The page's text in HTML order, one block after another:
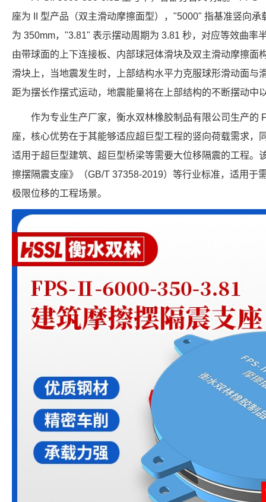
座为 II 型产品（双主滑动摩擦面型），"5000" 指基准竖向
为 350mm，"3.81" 表示摆动周期为 3.81 秒，对应等效曲率
由带球面的上下连接板、内部球冠体滑块及双主滑动摩擦面
滑块上，当地震发生时，上部结构水平力克服球形滑动面与
距为摆长作摆式运动，地震能量将在上部结构的不断摆动中
作为专业生产厂家，衡水双林橡胶制品有限公司生产的
座，核心优势在于其能够适应超巨型工程的竖向荷载需求，
适用于超巨型建筑、超巨型桥梁等需要大位移隔震的工程。
擦摆隔震支座》（GB/T 37358-2019）等行业标准，适用于
极限位移的工程场景。